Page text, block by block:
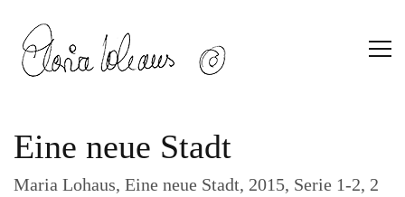
Eine neue Stadt
Maria Lohaus, Eine neue Stadt, 2015, Serie 1-2, 2